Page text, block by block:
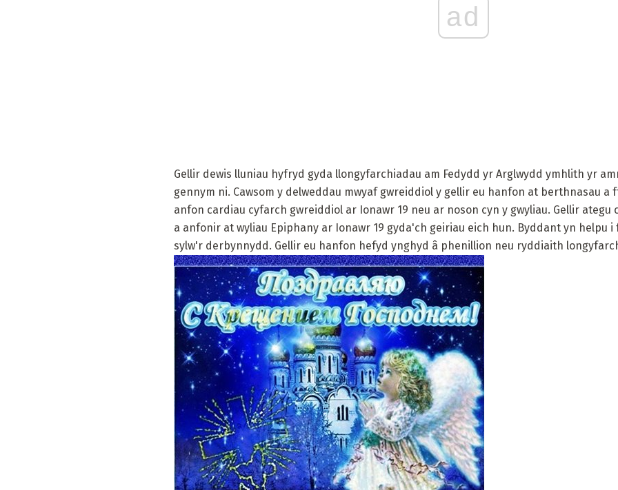
ad
Gellir dewis lluniau hyfryd gyda llongyfarchiadau am Fedydd yr Arglwydd ymhlith yr
gennym ni. Cawsom y delweddau mwyaf gwreiddiol y gellir eu hanfon at berthnasau a
anfon cardiau cyfarch gwreiddiol ar Ionawr 19 neu ar noson cyn y gwyliau. Gellir
a anfonir at wyliau Epiphany ar Ionawr 19 gyda'ch geiriau eich hun. Byddant yn helpu
sylw'r derbynnydd. Gellir eu hanfon hefyd ynghyd â phenillion neu ryddiaith